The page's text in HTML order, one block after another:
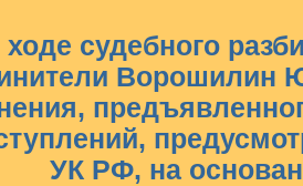
судебного
Ворошилин
УК РФ, на